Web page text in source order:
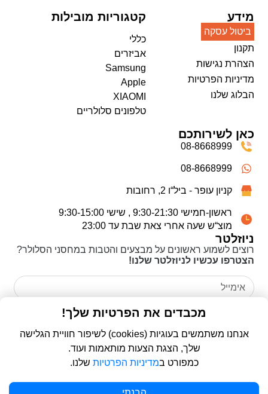
ניוזלטר
רוצים לשמוע ראשונים על מבצעים והטבות במחסני הסלולר?
הצטרפו עכשיו לניוזלטר שלנו!
אני מאשר/ת כי קראתי אתמדיניות הפרטיותואני מסכים/ה
לשימוש בפרטים שמסרתי לצורך יצירת קשר ומענה לפנייה שלי.
שליחה
מידע
ביטול עסקה
תקנון
הצהרת נגישות
מדיניות הפרטיות
הבלוג שלנו
קטגוריות מובילות
כללי
אביזרים
Samsung
Apple
XIAOMI
טלפונים סלולריים
כאן לשירותכם
08-8668999
08-8668999
קניון עופר - ביל“ו 2, רחובות
ראשון-חמישי 9:30-21:30 , שישי 9:30-15:00
מוצ“ש שעה אחרי צאת שבת עד 23:00
מכבדים את הפרטיות שלך!
אנחנו משתמשים בעוגיות (cookies) לשיפור חוויית הגלישה
שלך, הצגת הצעות מותאמות ועוד.
כמפורט במדיניות הפרטיות שלנו. מגן מסך נוגד השתקפות עבור Galaxy S26 Ultra